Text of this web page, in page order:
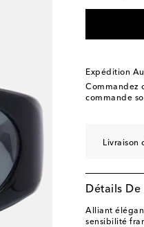
Expédition
Commandez
commande
Livraison
Détails
Alliant
sensibilité